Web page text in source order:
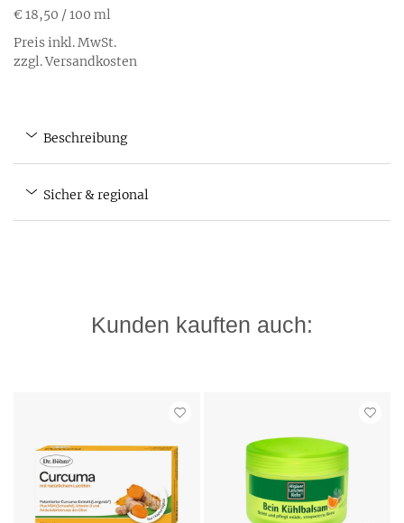
€ 18,50 / 100 ml
Preis inkl. MwSt.
zzgl. Versandkosten
Beschreibung
Sicher & regional
Kunden kauften auch: